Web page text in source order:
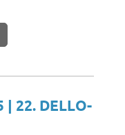
| 22. DELLO-